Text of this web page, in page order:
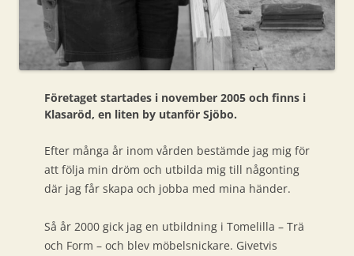
Företaget startades i november 2005 och finns i
Klasaröd, en liten by utanför Sjöbo.
Efter många år inom vården bestämde jag mig för
att följa min dröm och utbilda mig till någonting
där jag får skapa och jobba med mina händer.
Så år 2000 gick jag en utbildning i Tomelilla – Trä
och Form – och blev möbelsnickare. Givetvis